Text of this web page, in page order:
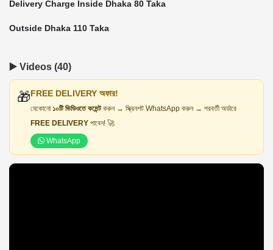
Delivery Charge Inside Dhaka 80 Taka
Outside Dhaka 110 Taka
▶️ Videos (40)
🎁FREE DELIVERY অফার!
যেকোনো ১০টি ভিডিওতে কমেন্টকরুন → স্ক্রিনশট WhatsApp করুন → পরবর্তী অর্ডারে
FREE DELIVERY পাবেন! 🚀
WhatsApp